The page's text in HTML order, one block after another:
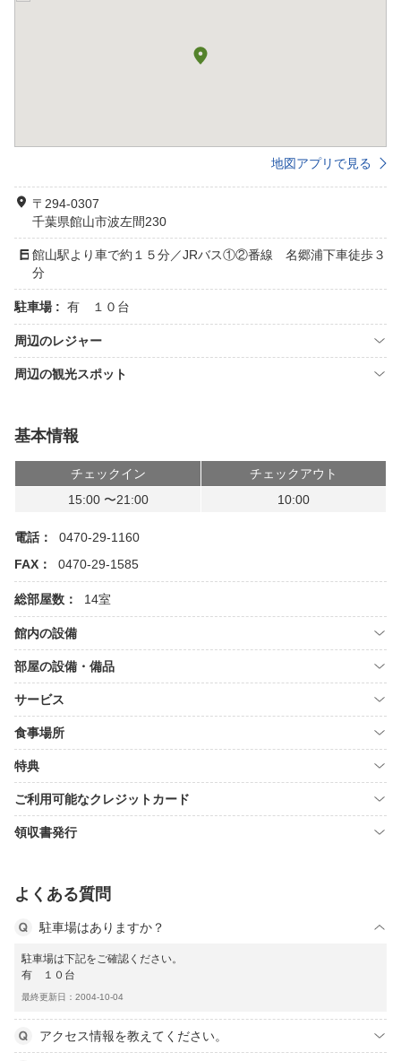
地図アプリで見る
〒294-0307
千葉県館山市波左間230
館山駅より車で約１５分／JRバス①②番線 名郷浦下車徒歩３
分
駐車場 : 有 １０台
周辺のレジャー
周辺の観光スポット
基本情報
チェックイン
チェックアウト
15:00 〜21:00
10:00
電話：
0470-29-1160
FAX：
0470-29-1585
総部屋数： 14室
館内の設備
部屋の設備・備品
サービス
食事場所
特典
ご利用可能なクレジットカード
領収書発行
よくある質問
駐車場はありますか？
駐車場は下記をご確認ください。
有 １０台
最終更新日：2004-10-04
アクセス情報を教えてください。